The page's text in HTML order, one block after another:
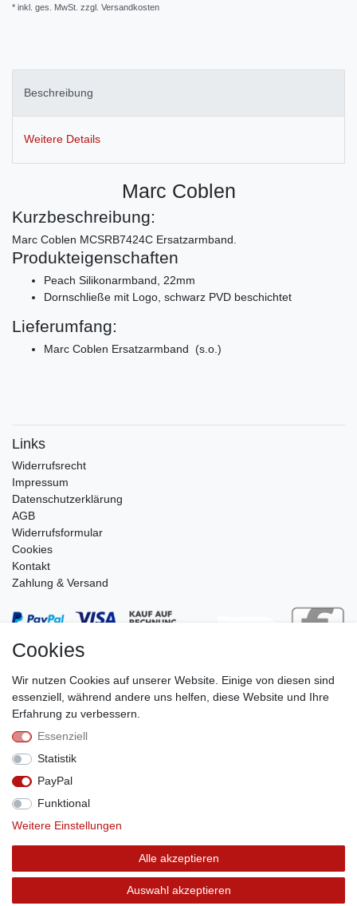
* inkl. ges. MwSt. zzgl. Versandkosten
Beschreibung
Weitere Details
Marc Coblen
Kurzbeschreibung:
Marc Coblen MCSRB7424C Ersatzarmband.
Produkteigenschaften
Peach Silikonarmband, 22mm
Dornschließe mit Logo, schwarz PVD beschichtet
Lieferumfang:
Marc Coblen Ersatzarmband (s.o.)
Links
Widerrufs­recht
Impressum
Daten­schutz­erklärung
AGB
Widerrufsformular
Cookies
Kontakt
Zahlung & Versand
Stephan Roth GmbH
Vertrag widerrufen
Cookies
Wir nutzen Cookies auf unserer Website. Einige von diesen sind
essenziell, während andere uns helfen, diese Website und Ihre
Erfahrung zu verbessern.
Essenziell
Statistik
PayPal
Funktional
Weitere Einstellungen
Alle akzeptieren
Auswahl akzeptieren